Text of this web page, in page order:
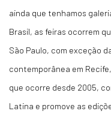
ainda que tenhamos
Brasil, as feiras ocorrem
São Paulo, com exceção
contemporânea em
que ocorre desde 2005,
Latina e promove as